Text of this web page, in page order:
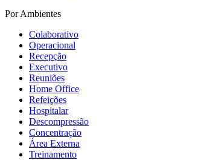
Por Ambientes
Colaborativo
Operacional
Recepção
Executivo
Reuniões
Home Office
Refeições
Hospitalar
Descompressão
Concentração
Área Externa
Treinamento